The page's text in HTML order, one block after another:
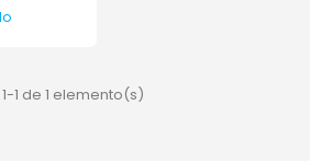
1 de 1 elemento(s)